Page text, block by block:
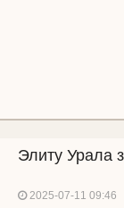
Элиту Урала
2025-07-11 09:46